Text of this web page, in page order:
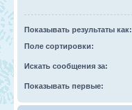
Показывать результаты как:
Поле сортировки:
Искать сообщения за:
Показывать первые: